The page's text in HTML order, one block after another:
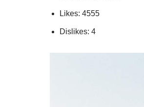
Likes: 4555
Dislikes: 4